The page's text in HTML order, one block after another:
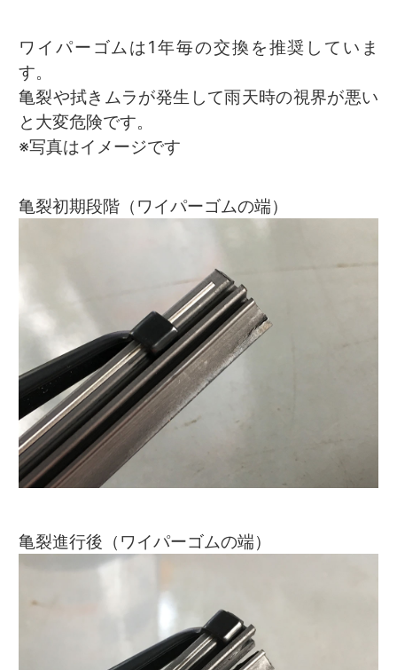
ワイパーゴムは1年毎の交換を推奨していま
す。
亀裂や拭きムラが発生して雨天時の視界が悪い
と大変危険です。
※写真はイメージです
亀裂初期段階（ワイパーゴムの端）
亀裂進行後（ワイパーゴムの端）